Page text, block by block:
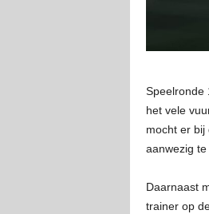
Speelronde
het vele
mocht er bij
aanwezig
Daarnaast
trainer op